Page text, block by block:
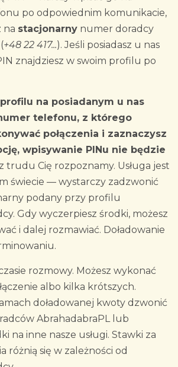
po odpowiednim komunikacie,
na stacjonarny numer doradcy
+48 22 417...). Jeśli posiadasz u nas
znajdziesz w swoim profilu po
na posiadanym u nas
telefonu, z którego
połączenia i zaznaczysz
wpisywanie PINu nie będzie
trudu Cię rozpoznamy. Usługa jest
świecie — wystarczy zadzwonić
podany przy profilu
Gdy wyczerpiesz środki, możesz
i dalej rozmawiać. Doładowanie
rozmowy. Możesz wykonać
albo kilka krótszych.
doładowanej kwoty dzwonić
AbrahadabraPL lub
na inne nasze usługi. Stawki za
różnią się w zależności od